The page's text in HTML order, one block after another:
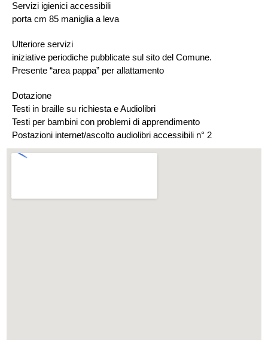
Servizi igienici accessibili
porta cm 85 maniglia a leva
Ulteriore servizi
iniziative periodiche pubblicate sul sito del Comune.
Presente “area pappa” per allattamento
Dotazione
Testi in braille su richiesta e Audiolibri
Testi per bambini con problemi di apprendimento
Postazioni internet/ascolto audiolibri accessibili n° 2